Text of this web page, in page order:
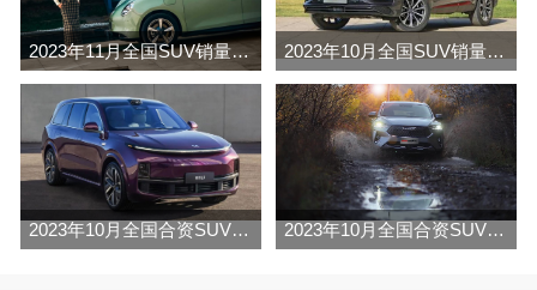
2023年11月全国SUV销量排行榜完整版(零售量 2023年10月全国SUV销量排行榜完整版(出口量
2023年10月全国合资SUV销量排行榜完整版(批发量 2023年10月全国合资SUV销量排行榜完整版(出口量